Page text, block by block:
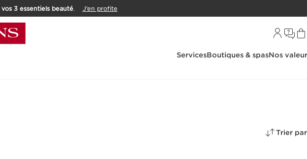
vos 3 essentiels beauté. J’en profite
ServicesBoutiques & spasNos
Trier par